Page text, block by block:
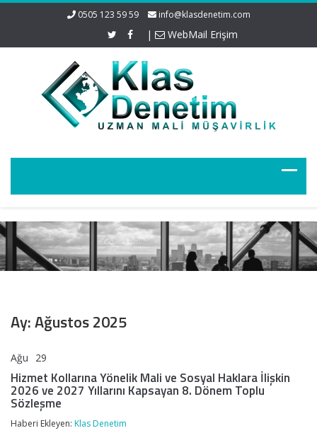
0505 123 59 59 info@klasdenetim.com
| WebMail Erişim
Ay:Ağustos 2025
Ağu 29
Hizmet Kollarına Yönelik Mali ve Sosyal Haklara İlişkin
2026 ve 2027 Yıllarını Kapsayan 8. Dönem Toplu
Sözleşme
Haberi Ekleyen: Klas Denetim